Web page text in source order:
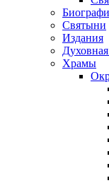
Святыни
Издания
Храмы